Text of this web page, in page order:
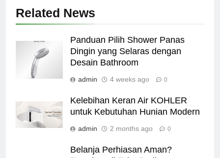
Related News
Panduan Pilih Shower Panas
Dingin yang Selaras dengan
Desain Bathroom
admin 4 weeks ago 0
Kelebihan Keran Air KOHLER
untuk Kebutuhan Hunian Modern
admin 2 months ago 0
Belanja Perhiasan Aman?